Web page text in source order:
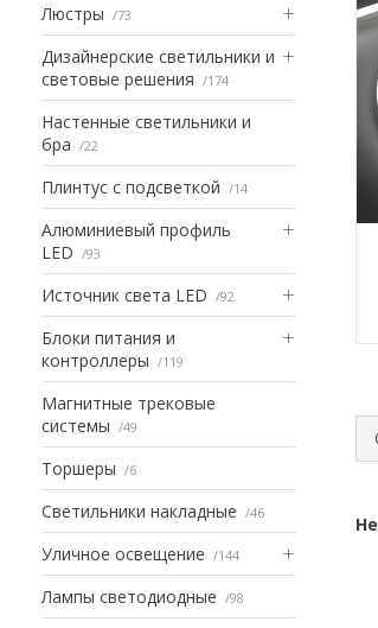
Люстры 73
Дизайнерские светильники и
световые решения
174
Настенные светильники и
бра
22
Плинтус с подсветкой 14
Алюминиевый профиль
LED
93
Источник света LED 92
Блоки питания и
контроллеры
119
Магнитные трековые
системы
49
Торшеры 6
Светильники накладные 46
Уличное освещение 144
Лампы светодиодные 98